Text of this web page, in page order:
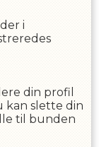
i
din profil
kan slette din
til bunden